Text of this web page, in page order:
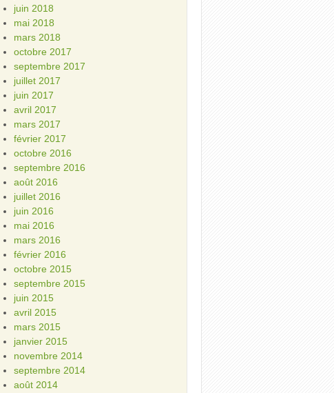
juin 2018
mai 2018
mars 2018
octobre 2017
septembre 2017
juillet 2017
juin 2017
avril 2017
mars 2017
février 2017
octobre 2016
septembre 2016
août 2016
juillet 2016
juin 2016
mai 2016
mars 2016
février 2016
octobre 2015
septembre 2015
juin 2015
avril 2015
mars 2015
janvier 2015
novembre 2014
septembre 2014
août 2014